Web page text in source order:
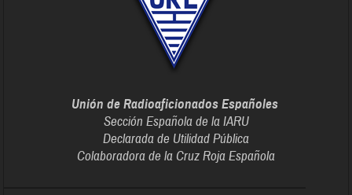
Unión de Radioaficionados Españoles
Sección Española de la IARU
Declarada de Utilidad Pública
Colaboradora de la Cruz Roja Española